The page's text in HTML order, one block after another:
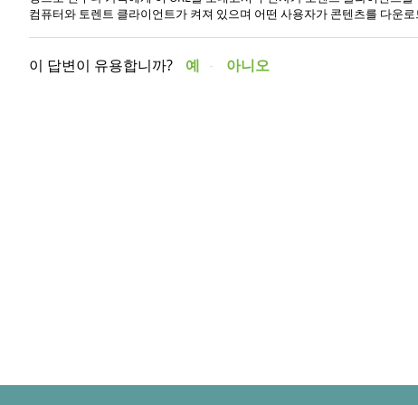
컴퓨터와 토렌트 클라이언트가 켜져 있으며 어떤 사용자가 콘텐츠를 다운
이 답변이 유용합니까? 예 아니오